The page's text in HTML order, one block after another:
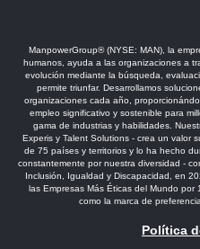
ManpowerGroup®️ (NYSE: MAN), la
humanos, ayuda a las organizaciones a
evolución mediante la búsqueda,
permite triunfar. Desarrollamos
organizaciones cada año,
empleo significativo y sostenible para
gama de industrias y habilidades.
Experis y Talent Solutions - crea un valor
de 75 países y territorios y lo ha hecho
constantemente por nuestra diversidad -
Inclusión, Igualdad y Discapacidad, en
las Empresas Más Éticas del Mundo por
como la marca de
Política